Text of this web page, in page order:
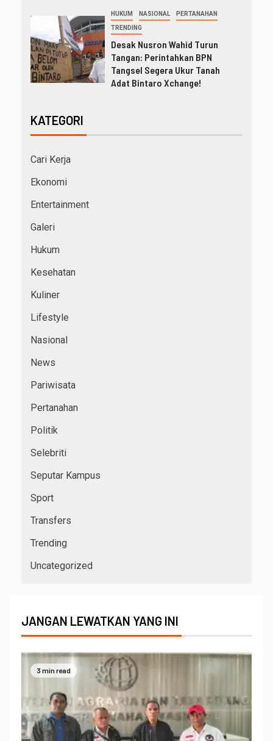
HUKUM NASIONAL PERTANAHAN
TRENDING
Desak Nusron Wahid Turun
Tangan: Perintahkan BPN
Tangsel Segera Ukur Tanah
Adat Bintaro Xchange!
KATEGORI
Cari Kerja
Ekonomi
Entertainment
Galeri
Hukum
Kesehatan
Kuliner
Lifestyle
Nasional
News
Pariwisata
Pertanahan
Politik
Selebriti
Seputar Kampus
Sport
Transfers
Trending
Uncategorized
JANGAN LEWATKAN YANG INI
3 min read